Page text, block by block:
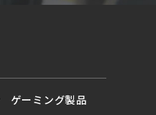
ゲーミング製品